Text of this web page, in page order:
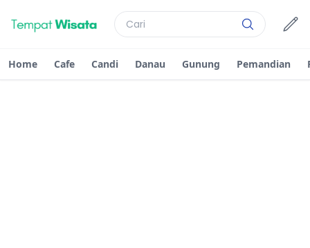
Home Cafe Candi Danau Gunung Pemandian